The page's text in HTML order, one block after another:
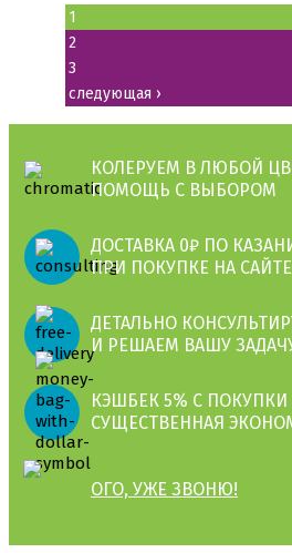
1
2
3
следующая ›
КОЛЕРУЕМ В ЛЮБОЙ
ПОМОЩЬ С ВЫБОРОМ
ДОСТАВКА 0₽ ПО
ПРИ ПОКУПКЕ НА САЙТЕ
ДЕТАЛЬНО
И РЕШАЕМ ВАШУ
КЭШБЕК 5% С ПОКУПКИ
СУЩЕСТВЕННАЯ
ОГО, УЖЕ ЗВОНЮ!